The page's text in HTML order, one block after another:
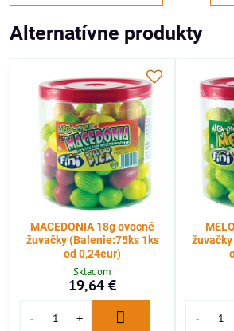
Alternatívne produkty
MACEDONIA 18g ovocné
žuvačky (Balenie:75ks 1ks
od 0,24eur)
Skladom
19,64 €